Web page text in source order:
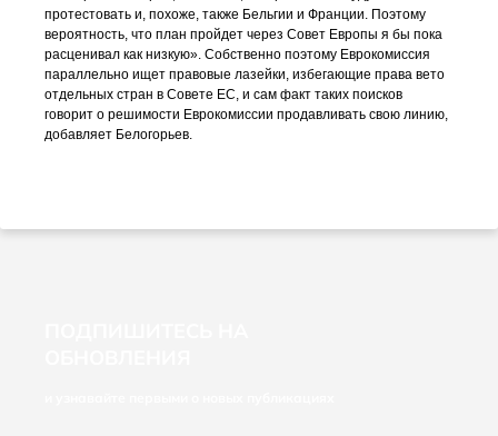
протестовать и, похоже, также Бельгии и Франции. Поэтому
вероятность, что план пройдет через Совет Европы я бы пока
расценивал как низкую». Собственно поэтому Еврокомиссия
параллельно ищет правовые лазейки, избегающие права вето
отдельных стран в Совете ЕС, и сам факт таких поисков
говорит о решимости Еврокомиссии продавливать свою линию,
добавляет Белогорьев.